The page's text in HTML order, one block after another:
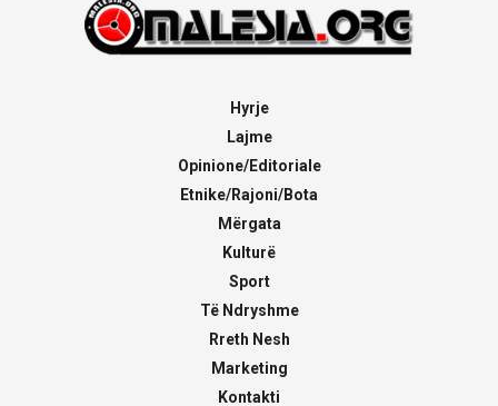
Hyrje
Lajme
Opinione/Editoriale
Etnike/Rajoni/Bota
Mërgata
Kulturë
Sport
Të Ndryshme
Rreth Nesh
Marketing
Kontakti